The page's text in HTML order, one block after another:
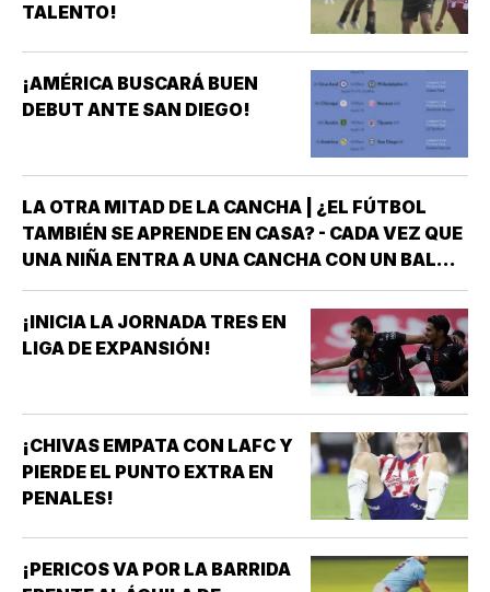
TALENTO!
¡AMÉRICA BUSCARÁ BUEN
DEBUT ANTE SAN DIEGO!
LA OTRA MITAD DE LA CANCHA | ¿EL FÚTBOL
TAMBIÉN SE APRENDE EN CASA? - CADA VEZ QUE
UNA NIÑA ENTRA A UNA CANCHA CON UN BALÓN
BAJO EL BRAZO, NO LLEGA SOLA *DETRÁS DE
ELLA SIEMPRE HAY ALGUIEN QUE LA LLEVÓ AL
ENTRENAMIENTO, QUE HIZO EL ESFUERZO…
¡INICIA LA JORNADA TRES EN
LIGA DE EXPANSIÓN!
¡CHIVAS EMPATA CON LAFC Y
PIERDE EL PUNTO EXTRA EN
PENALES!
¡PERICOS VA POR LA BARRIDA